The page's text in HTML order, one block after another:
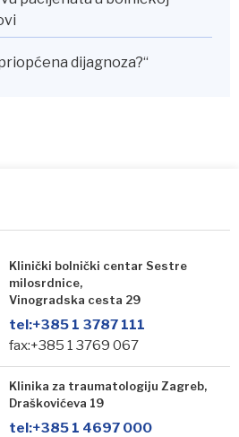
dijagnoza?“
Klinički bolnički centar Sestre
milosrdnice,
Vinogradska cesta 29
tel:+385 1 3787 111
fax:+385 1 3769 067
Klinika za traumatologiju Zagreb,
Draškovićeva 19
tel:+385 1 4697 000